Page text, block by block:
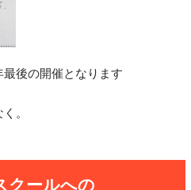
後の開催となります
。
クールへの